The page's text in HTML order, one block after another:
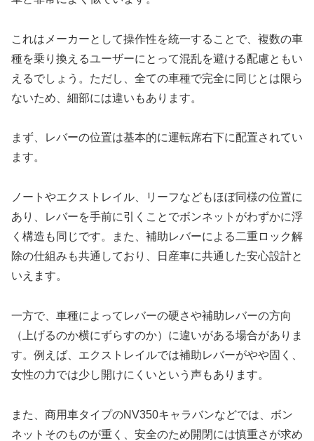
これはメーカーとして操作性を統一することで、複数の車
種を乗り換えるユーザーにとって混乱を避ける配慮ともい
えるでしょう。ただし、全ての車種で完全に同じとは限ら
ないため、細部には違いもあります。
まず、レバーの位置は基本的に運転席右下に配置されてい
ます。
ノートやエクストレイル、リーフなどもほぼ同様の位置に
あり、レバーを手前に引くことでボンネットがわずかに浮
く構造も同じです。また、補助レバーによる二重ロック解
除の仕組みも共通しており、日産車に共通した安心設計と
いえます。
一方で、車種によってレバーの硬さや補助レバーの方向
（上げるのか横にずらすのか）に違いがある場合がありま
す。例えば、エクストレイルでは補助レバーがやや固く、
女性の力では少し開けにくいという声もあります。
また、商用車タイプのNV350キャラバンなどでは、ボン
ネットそのものが重く、安全のため開閉には慎重さが求め